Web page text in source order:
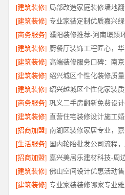
[建筑装修]
[建筑装修] 专业家装定制优质嘉兴
[商务服务]
[建筑装修] 厨餐厅装饰工程匠心，
[建筑装修] 高端装修服务口碑：南
[建筑装修] 绍兴城区个性化装修质
[建筑装修] 绍兴越城区个性化家装
[商务服务] 巩义二手房翻新免费设
[建筑装修]
[招商加盟] 南湖区装修家居专业，
[生活服务] 国内轮胎批发公司流程
[招商加盟] 嘉兴美居乐建材科技-周
[建筑装修] 佛山空间设计优惠活动
[建筑装修] 专业家装装修哪家专业